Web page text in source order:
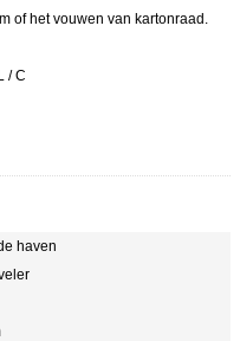
of het vouwen van kartonraad.
/ C
haven